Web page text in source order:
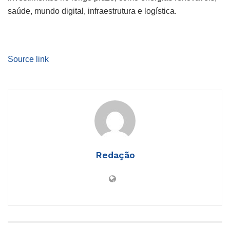
saúde, mundo digital, infraestrutura e logística.
Source link
Redação